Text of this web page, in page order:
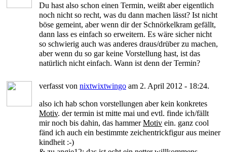
Du hast also schon einen Termin, weißt aber eigentlich
noch nicht so recht, was du dann machen lässt? Ist nicht
böse gemeint, aber wenn dir der Schnörkelkram gefällt,
dann lass es einfach so erweitern. Es wäre sicher nicht
so schwierig auch was anderes draus/drüber zu machen,
aber wenn du so gar keine Vorstellung hast, ist das
natürlich nicht einfach. Wann ist denn der Termin?
verfasst von nixtwixtwingo am 2. April 2012 - 18:24.
also ich hab schon vorstellungen aber kein konkretes
Motiv. der termin ist mitte mai und evtl. finde ich/fällt
mir noch bis dahin, das hammerMotiv ein. ganz cool
fänd ich auch ein bestimmte zeichentrickfigur aus meiner
kindheit :-)